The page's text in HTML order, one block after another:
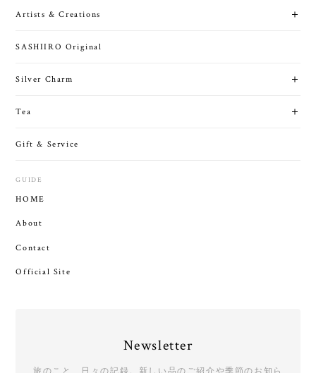
Artists & Creations
SASHIIRO Original
Silver Charm
Tea
Gift & Service
GUIDE
HOME
About
Contact
Official Site
Newsletter